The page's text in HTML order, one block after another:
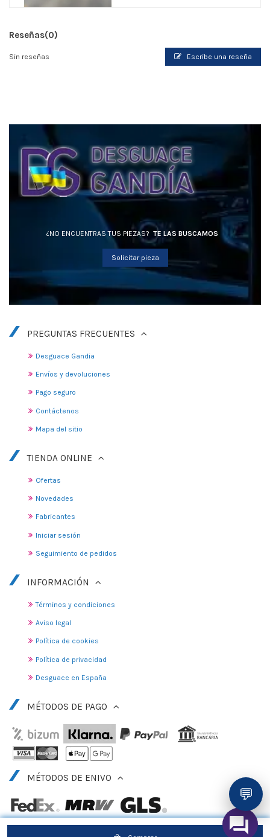
Reseñas(0)
Sin reseñas Escribe una reseña
¿NO ENCUENTRAS TUS PIEZAS? TE LAS BUSCAMOS
Solicitar pieza
PREGUNTAS FRECUENTES
Desguace Gandia
Envíos y devoluciones
Pago seguro
Contáctenos
Mapa del sitio
TIENDA ONLINE
Ofertas
Novedades
Fabricantes
Iniciar sesión
Seguimiento de pedidos
INFORMACIÓN
Términos y condiciones
Aviso legal
Política de cookies
Política de privacidad
Desguace en España
MÉTODOS DE PAGO
MÉTODOS DE ENIVO
💬